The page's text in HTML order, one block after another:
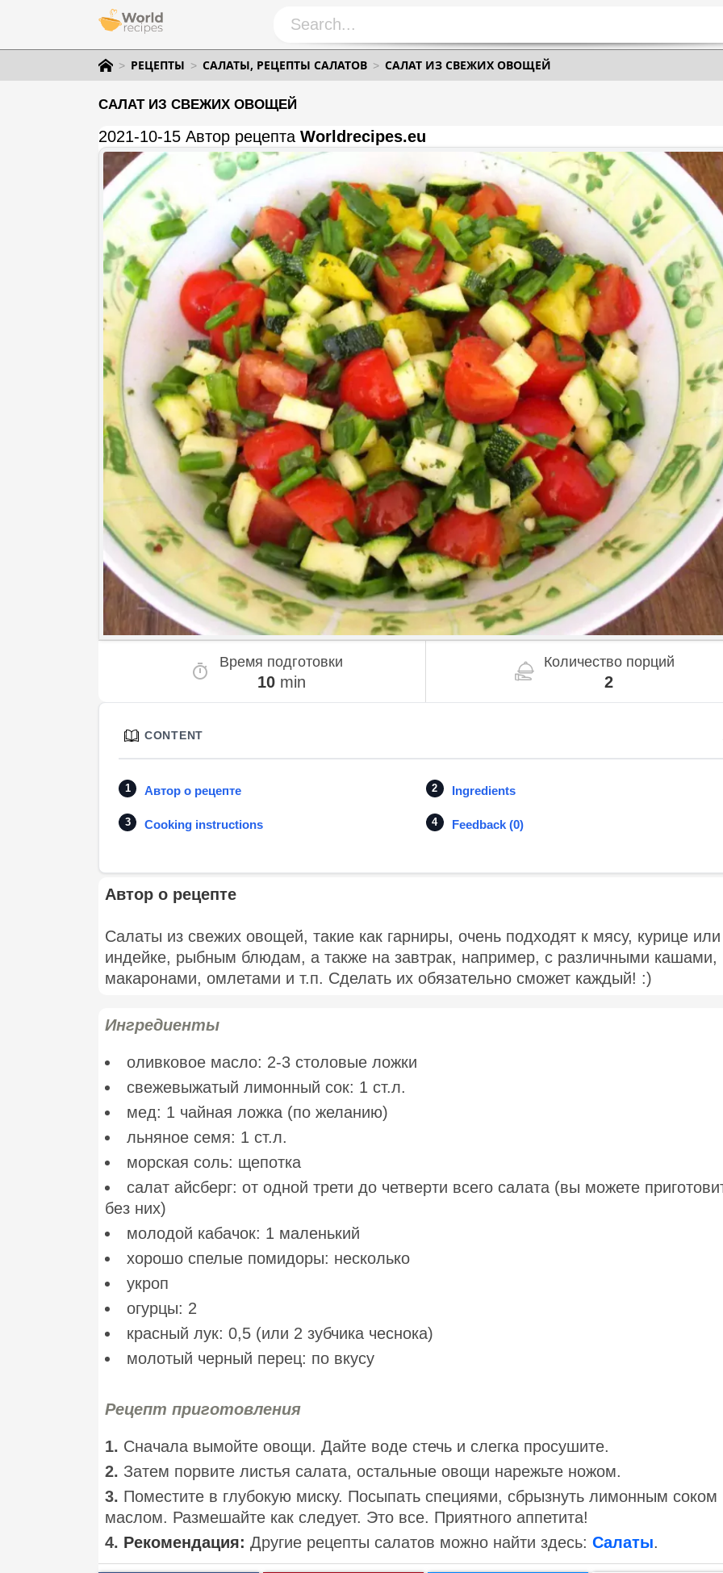
РЕЦЕПТЫ САЛАТЫ, РЕЦЕПТЫ САЛАТОВ САЛАТ ИЗ СВЕЖИХ ОВОЩЕЙ
САЛАТ ИЗ СВЕЖИХ ОВОЩЕЙ
2021-10-15 Автор рецепта Worldrecipes.eu
Время подготовки
10min
Количество порций
2
CONTENT
Автор о рецепте Ingredients
Cooking instructions Feedback (0)
Автор о рецепте
Салаты из свежих овощей, такие как гарниры, очень подходят к мясу, курице или
индейке, рыбным блюдам, а также на завтрак, например, с различными кашами,
макаронами, омлетами и т.п. Сделать их обязательно сможет каждый! :)
Ингредиенты
оливковое масло: 2-3 столовые ложки
свежевыжатый лимонный сок: 1 ст.л.
мед: 1 чайная ложка (по желанию)
льняное семя: 1 ст.л.
морская соль: щепотка
салат айсберг: от одной трети до четверти всего салата (вы можете
без них)
молодой кабачок: 1 маленький
хорошо спелые помидоры: несколько
укроп
огурцы: 2
красный лук: 0,5 (или 2 зубчика чеснока)
молотый черный перец: по вкусу
Рецепт приготовления
1. Сначала вымойте овощи. Дайте воде стечь и слегка просушите.
2. Затем порвите листья салата, остальные овощи нарежьте ножом.
3. Поместите в глубокую миску. Посыпать специями, сбрызнуть лимонным соком
маслом. Размешайте как следует. Это все. Приятного аппетита!
4. Рекомендация: Другие рецепты салатов можно найти здесь: Салаты.